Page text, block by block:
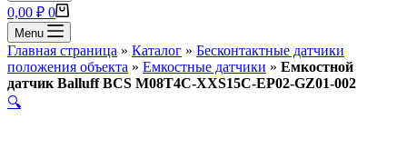
Корзина
0,00 ₽ 0
Menu
Главная страница » Каталог » Бесконтактные датчики
положения объекта » Емкостные датчики » Емкостной
датчик Balluff BCS M08T4C-XXS15C-EP02-GZ01-002
🔍